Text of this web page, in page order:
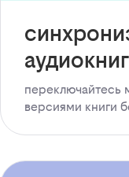
аудиокниг
переключайтесь
версиями книги